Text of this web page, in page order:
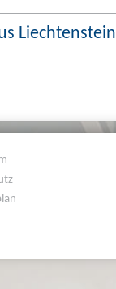
Liechtenstein